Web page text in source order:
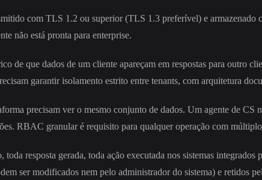
com TLS 1.2 ou superior (TLS 1.3 preferível) e
não está pronta para enterprise.
de que dados de um cliente apareçam em respostas para outro
garantir isolamento estrito entre tenants, com arquitetura
precisam ver o mesmo conjunto de dados. Um agente de CS
RBAC granular é requisito para qualquer operação com
resposta gerada, toda ação executada nos sistemas
ser modificados nem pelo administrador do sistema) e retidos